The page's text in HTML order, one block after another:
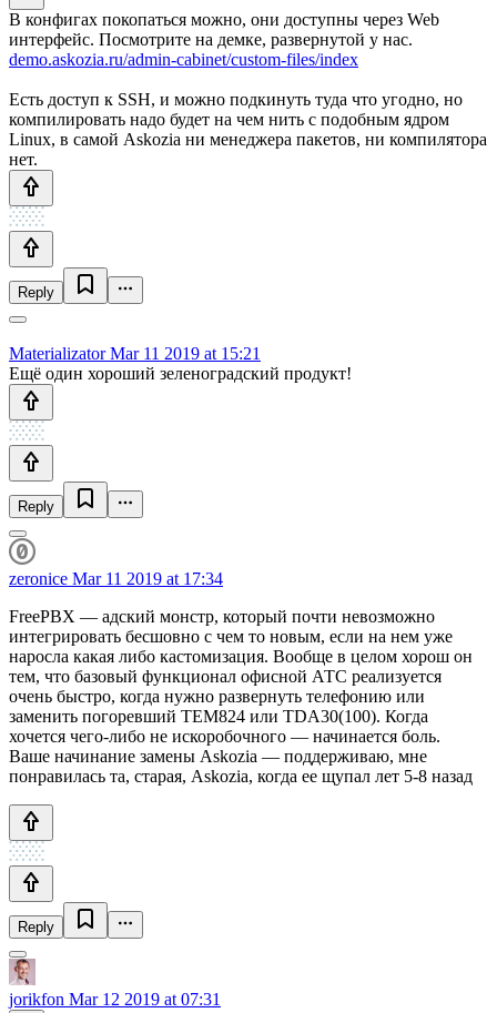
В конфигах покопаться можно, они доступны через Web
интерфейс. Посмотрите на демке, развернутой у нас.
demo.askozia.ru/admin-cabinet/custom-files/index
Есть доступ к SSH, и можно подкинуть туда что угодно, но
компилировать надо будет на чем нить с подобным ядром
Linux, в самой Askozia ни менеджера пакетов, ни компилятора
нет.
Reply
MaterializatorMar 11 2019 at 15:21
Ещё один хороший зеленоградский продукт!
Reply
zeronice Mar 11 2019 at 17:34
FreePBX — адский монстр, который почти невозможно
интегрировать бесшовно с чем то новым, если на нем уже
наросла какая либо кастомизация. Вообще в целом хорош он
тем, что базовый функционал офисной АТС реализуется
очень быстро, когда нужно развернуть телефонию или
заменить погоревший TEM824 или TDA30(100). Когда
хочется чего-либо не искоробочного — начинается боль.
Ваше начинание замены Askozia — поддерживаю, мне
понравилась та, старая, Askozia, когда ее щупал лет 5-8 назад
Reply
jorikfon Mar 12 2019 at 07:31